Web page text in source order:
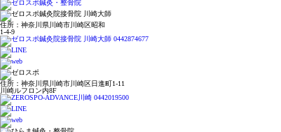
住所：神奈川県川崎市川崎区昭和
1-4-9
住所：神奈川県川崎市川崎区日進町1-11
川崎ルフロン内8F